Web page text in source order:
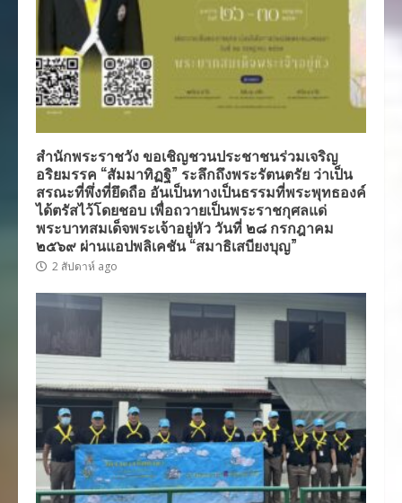
สำนักพระราชวัง ขอเชิญชวนประชาชนร่วมเจริญ
อริยมรรค “สัมมาทิฏฐิ” ระลึกถึงพระรัตนตรัย ว่าเป็น
สรณะที่พึ่งที่ยึดถือ อันเป็นทางเป็นธรรมที่พระพุทธองค์
ได้ตรัสไว้โดยชอบ เพื่อถวายเป็นพระราชกุศลแด่
พระบาทสมเด็จพระเจ้าอยู่หัว วันที่ ๒๘ กรกฎาคม
๒๕๖๙ ผ่านแอปพลิเคชัน “สมาธิเสบียงบุญ”
2 สัปดาห์ ago